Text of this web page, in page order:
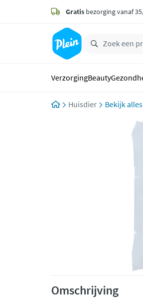
zoeken
hoofdinhoud
Gratis bezorging vanaf
VerzorgingBeauty
Huisdier
Omschrijving